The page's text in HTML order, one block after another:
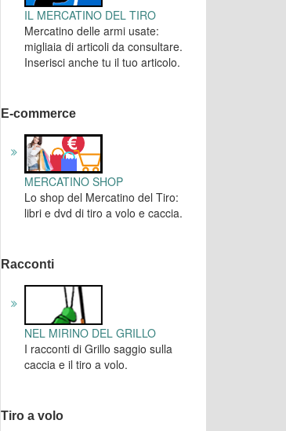
IL MERCATINO DEL TIRO
Mercatino delle armi usate:
migliaia di articoli da consultare.
Inserisci anche tu il tuo articolo.
E-commerce
MERCATINO SHOP
Lo shop del Mercatino del Tiro:
libri e dvd di tiro a volo e caccia.
Racconti
NEL MIRINO DEL GRILLO
I racconti di Grillo saggio sulla
caccia e il tiro a volo.
Tiro a volo